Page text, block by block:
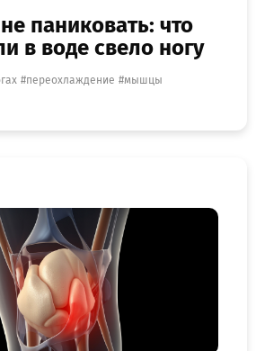
паниковать: что
в воде свело ногу
переохлаждение
мышцы